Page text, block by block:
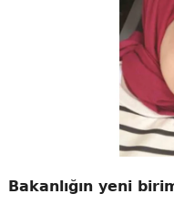
Bakanlığın yeni